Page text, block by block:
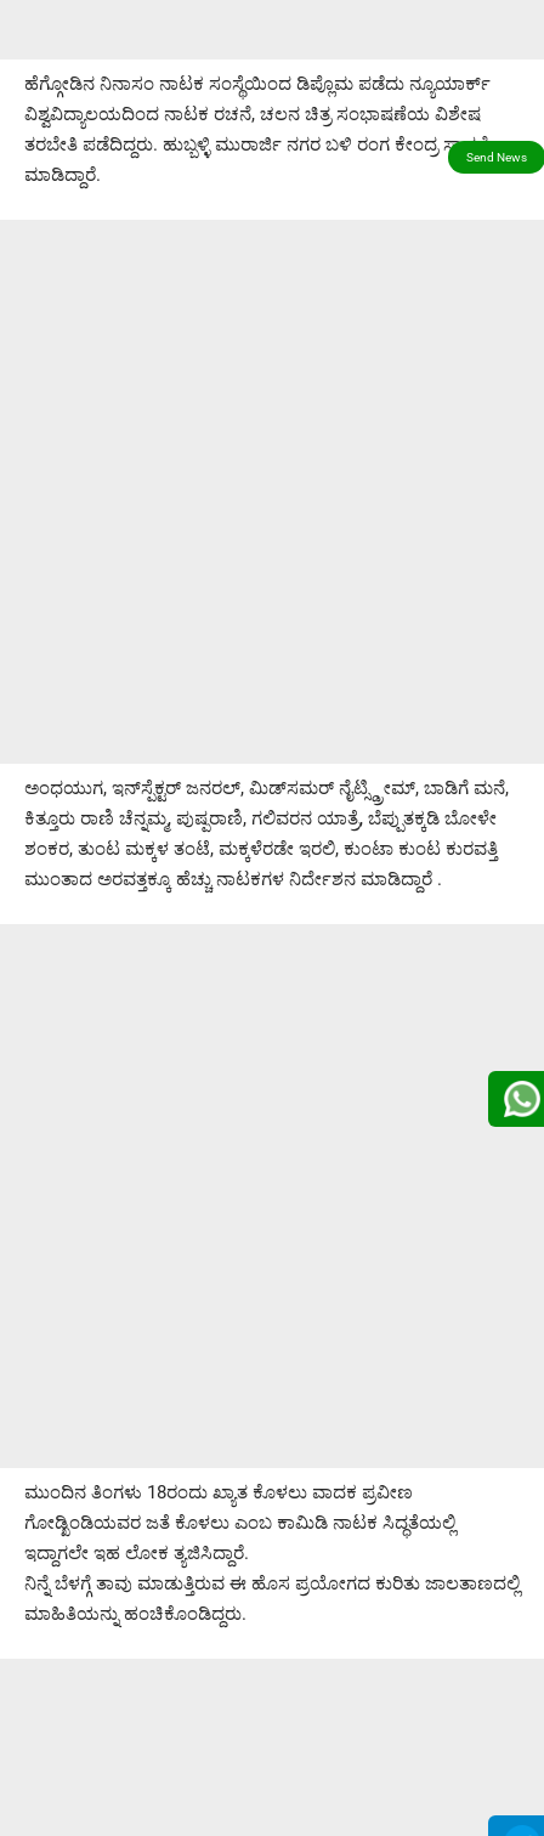
ಹೆಗ್ಗೋಡಿನ ನಿನಾಸಂ ನಾಟಕ ಸಂಸ್ಥೆಯಿಂದ ಡಿಪ್ಲೊಮ ಪಡೆದು ನ್ಯೂಯಾರ್ಕ್
ವಿಶ್ವವಿದ್ಯಾಲಯದಿಂದ ನಾಟಕ ರಚನೆ, ಚಲನ ಚಿತ್ರ ಸಂಭಾಷಣೆಯ ವಿಶೇಷ
ತರಬೇತಿ ಪಡೆದಿದ್ದರು. ಹುಬ್ಬಳ್ಳಿ ಮುರಾರ್ಜಿ ನಗರ ಬಳಿ ರಂಗ ಕೇಂದ್ರ ಸ್ಥಾಪನೆ
ಮಾಡಿದ್ದಾರೆ.
ಅಂಧಯುಗ, ಇನ್‌ಸ್ಪೆಕ್ಟರ್ ಜನರಲ್, ಮಿಡ್‌ಸಮರ್ ನೈಟ್ಸ್ಡ್ರೀಮ್, ಬಾಡಿಗೆ ಮನೆ,
ಕಿತ್ತೂರು ರಾಣಿ ಚೆನ್ನಮ್ಮ, ಪುಷ್ಪರಾಣಿ, ಗಲಿವರನ ಯಾತ್ರೆ, ಬೆಪ್ಪುತಕ್ಕಡಿ ಬೋಳೇ
ಶಂಕರ, ತುಂಟ ಮಕ್ಕಳ ತಂಟೆ, ಮಕ್ಕಳೆರಡೇ ಇರಲಿ, ಕುಂಟಾ ಕುಂಟ ಕುರವತ್ತಿ
ಮುಂತಾದ ಅರವತ್ತಕ್ಕೂ ಹೆಚ್ಚು ನಾಟಕಗಳ ನಿರ್ದೇಶನ ಮಾಡಿದ್ದಾರೆ .
ಮುಂದಿನ ತಿಂಗಳು 18ರಂದು ಖ್ಯಾತ ಕೊಳಲು ವಾದಕ ಪ್ರವೀಣ
ಗೋಡ್ಖಿಂಡಿಯವರ ಜತೆ ಕೊಳಲು ಎಂಬ ಕಾಮಿಡಿ ನಾಟಕ ಸಿದ್ಧತೆಯಲ್ಲಿ
ಇದ್ದಾಗಲೇ ಇಹ ಲೋಕ ತ್ಯಜಿಸಿದ್ದಾರೆ.
ನಿನ್ನೆ ಬೆಳಗ್ಗೆ ತಾವು ಮಾಡುತ್ತಿರುವ ಈ ಹೊಸ ಪ್ರಯೋಗದ ಕುರಿತು ಜಾಲತಾಣದಲ್ಲಿ
ಮಾಹಿತಿಯನ್ನು ಹಂಚಿಕೊಂಡಿದ್ದರು.